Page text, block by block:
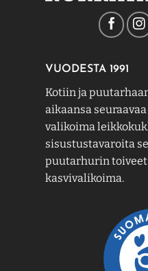
VUODESTA 1991
Kotiin ja
aikaansa
valikoima
sisustustavaroita
puutarhurin
kasvivalikoima.